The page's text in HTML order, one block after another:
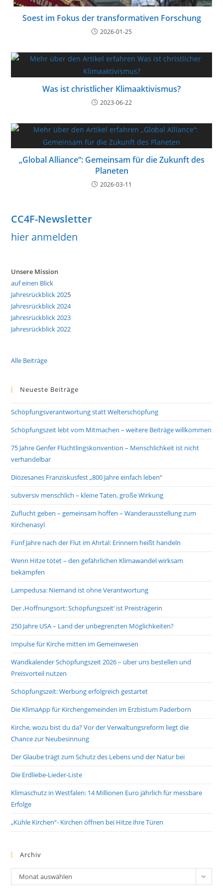
Soest im Fokus der transformativen Forschung
2026-01-25
Was ist christlicher Klimaaktivismus?
2023-06-22
„Global Alliance“: Gemeinsam für die Zukunft des
Planeten
2026-03-11
CC4F-Newsletter
hier anmelden
Unsere Mission
auf einen Blick
Jahresrückblick 2025
Jahresrückblick 2024
Jahresrückblick 2023
Jahresrückblick 2022
Alle Beiträge
Neueste Beiträge
Schöpfungsverantwortung statt Welterschöpfung
Schöpfungszeit lebt vom Mitmachen – weitere Beiträge willkommen
75 Jahre Genfer Flüchtlingskonvention – Menschlichkeit ist nicht
verhandelbar
Diözesanes Franziskusfest „800 Jahre einfach leben“
subversiv menschlich – kleine Taten, große Wirkung
Zuflucht geben – gemeinsam hoffen – Wanderausstellung zum
Kirchenasyl
Fünf Jahre nach der Flut im Ahrtal: Erinnern heißt handeln
Wenn Hitze tötet – den gefährlichen Klimawandel wirksam
bekämpfen
Lampedusa: Niemand ist ohne Verantwortung
Der ‚Hoffnungsort: Schöpfungszeit‘ ist Preisträgerin
250 Jahre USA – Land der unbegrenzten Möglichkeiten?
Impulse für Kirche mitten im Gemeinwesen
Wandkalender Schöpfungszeit 2026 – über uns bestellen und
Preisvorteil nutzen
Schöpfungszeit: Werbung erfolgreich gestartet
Die KlimaApp für Kirchengemeinden im Erzbistum Paderborn
Kirche, wozu bist du da? Vor der Verwaltungsreform liegt die
Chance zur Neubesinnung
Der Glaube trägt zum Schutz des Lebens und der Natur bei
Die Erdliebe-Lieder-Liste
Klimaschutz in Westfalen: 14 Millionen Euro jährlich für messbare
Erfolge
„Kühle Kirchen“- Kirchen öffnen bei Hitze ihre Türen
Archiv
Archiv
Monat auswählen